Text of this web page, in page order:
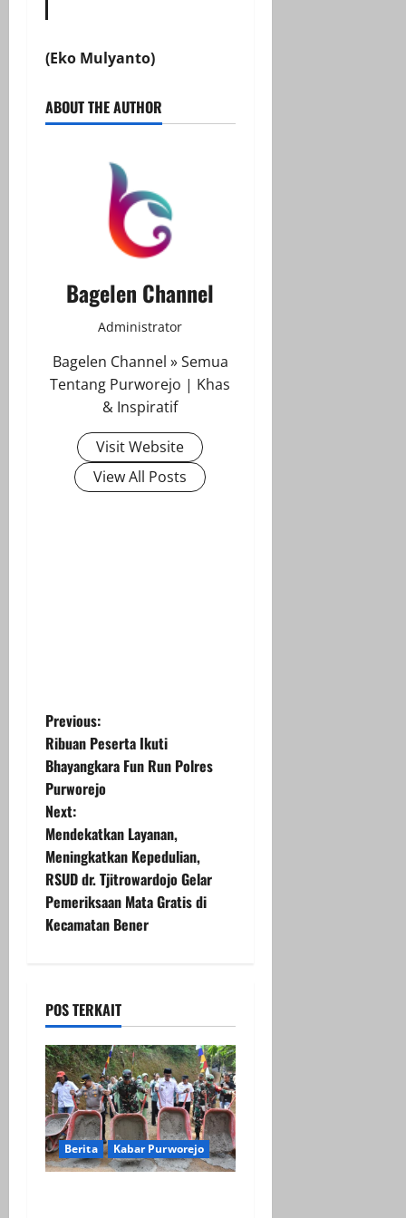
(Eko Mulyanto)
ABOUT THE AUTHOR
Bagelen Channel
Administrator
Bagelen Channel » Semua
Tentang Purworejo | Khas
& Inspiratif
Visit Website
View All Posts
P
o
s
t
n
a
i
g
a
t
i
o
Previous:
Ribuan Peserta Ikuti
Bhayangkara Fun Run Polres
Purworejo
Next:
Mendekatkan Layanan,
Meningkatkan Kepedulian,
RSUD dr. Tjitrowardojo Gelar
Pemeriksaan Mata Gratis di
Kecamatan Bener
POS TERKAIT
Berita Kabar Purworejo